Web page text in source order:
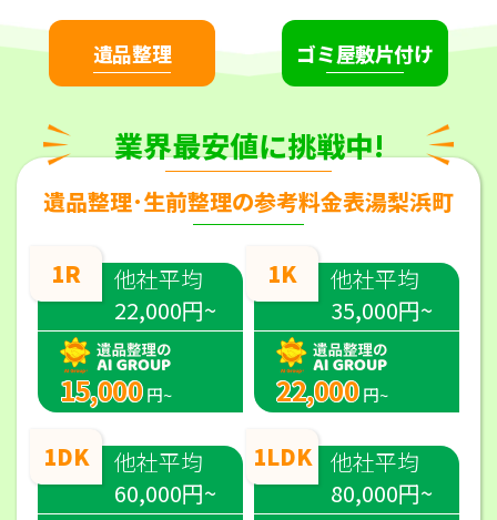
遺品整理 ゴミ屋敷片付け
業界最安値に挑戦中!
遺品整理･生前整理の参考料金表湯梨浜町
1R
他社平均
22,000円~
15,000 円~
1DK
他社平均
60,000円~
1K
他社平均
35,000円~
22,000 円~
1LDK 他社平均
80,000円~